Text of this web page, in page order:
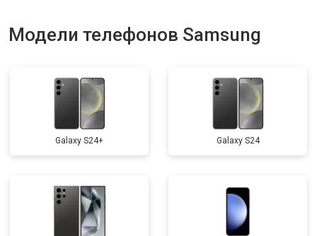
Модели телефонов Samsung
Galaxy S24+ Galaxy S24